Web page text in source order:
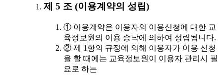
제 5 조 (이용계약의 성립)
① 이용계약은 이용자의 이용신청에 대한 교
육정보원의 이용 승낙에 의하여 성립됩니다.
② 제 1항의 규정에 의해 이용자가 이용 신청
을 할 때에는 교육정보원이 이용자 관리시 필
요로 하는